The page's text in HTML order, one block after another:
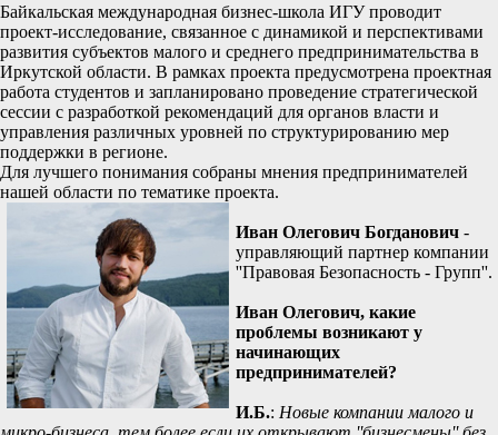
Байкальская международная бизнес-школа ИГУ проводит
проект-исследование, связанное с динамикой и перспективами
развития субъектов малого и среднего предпринимательства в
Иркутской области. В рамках проекта предусмотрена проектная
работа студентов и запланировано проведение стратегической
сессии с разработкой рекомендаций для органов власти и
управления различных уровней по структурированию мер
поддержки в регионе.
Для лучшего понимания собраны мнения предпринимателей
нашей области по тематике проекта.
Иван Олегович Богданович -
управляющий партнер компании
''Правовая Безопасность - Групп''.
Иван Олегович, какие
проблемы возникают у
начинающих
предпринимателей?
И.Б.: Новые компании малого и